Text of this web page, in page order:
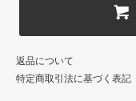
返品について
特定商取引法に基づく表記